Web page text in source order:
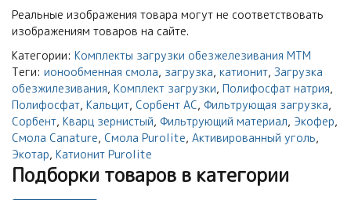
Реальные изображения товара могут не соответствовать
изображениям товаров на сайте.
Категории: Комплекты загрузки обезжелезивания МТМ
Теги: ионообменная смола, загрузка, катионит, Загрузка
обезжилезивания, Комплект загрузки, Полифосфат натрия,
Полифосфат, Кальцит, Сорбент АС, Фильтрующая загрузка,
Сорбент, Кварц зернистый, Фильтрующий материал, Экофер,
Смола Canature, Смола Purolite, Активированный уголь,
Экотар, Катионит Purolite
Подборки товаров в категории